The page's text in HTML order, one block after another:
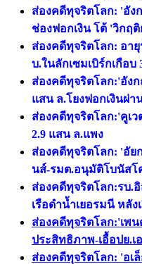
ส่องคดีทุจริตโลก: 'อัง
ช่องฟอกเงิน โต้ 'วิกฤติ
ส่องคดีทุจริตโลก: อายุ
บ.ในลักเซมเบิร์กเกือบ
ส่องคดีทุจริตโลก:'อัง
แสน ล.โยงฟอกเงินผ่า
ส่องคดีทุจริตโลก:'คูเว
2.9 แสน ล.แพง
ส่องคดีทุจริตโลก: 'อัย
นส์-รมต.อนุมัติโบนัสโ
ส่องคดีทุจริตโลก:รบ.
เรือดำน้ำเยอรมนี หลัง
ส่องคดีทุจริตโลก:'เพ
ประสิทธิภาพ-เอื้อปย.
ส่องคดีทุจริตโลก: 'อเ